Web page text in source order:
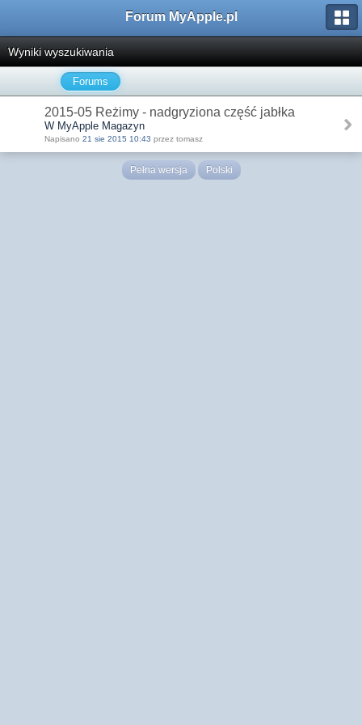
Forum MyApple.pl
Wyniki wyszukiwania
Forums
2015-05 Reżimy - nadgryziona część jabłka
W MyApple Magazyn
Napisano 21 sie 2015 10:43 przez tomasz
Pełna wersja Polski